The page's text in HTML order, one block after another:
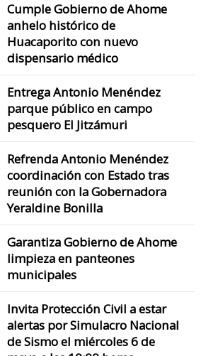
Cumple Gobierno de Ahome
anhelo histórico de
Huacaporito con nuevo
dispensario médico
Entrega Antonio Menéndez
parque público en campo
pesquero El Jitzámuri
Refrenda Antonio Menéndez
coordinación con Estado tras
reunión con la Gobernadora
Yeraldine Bonilla
Garantiza Gobierno de Ahome
limpieza en panteones
municipales
Invita Protección Civil a estar
alertas por Simulacro Nacional
de Sismo el miércoles 6 de